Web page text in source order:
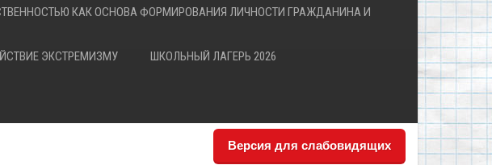
КАК ОСНОВА ФОРМИРОВАНИЯ ЛИЧНОСТИ ГРАЖДАНИНА И
ЭКСТРЕМИЗМУ ШКОЛЬНЫЙ ЛАГЕРЬ 2026
Версия для слабовидящих